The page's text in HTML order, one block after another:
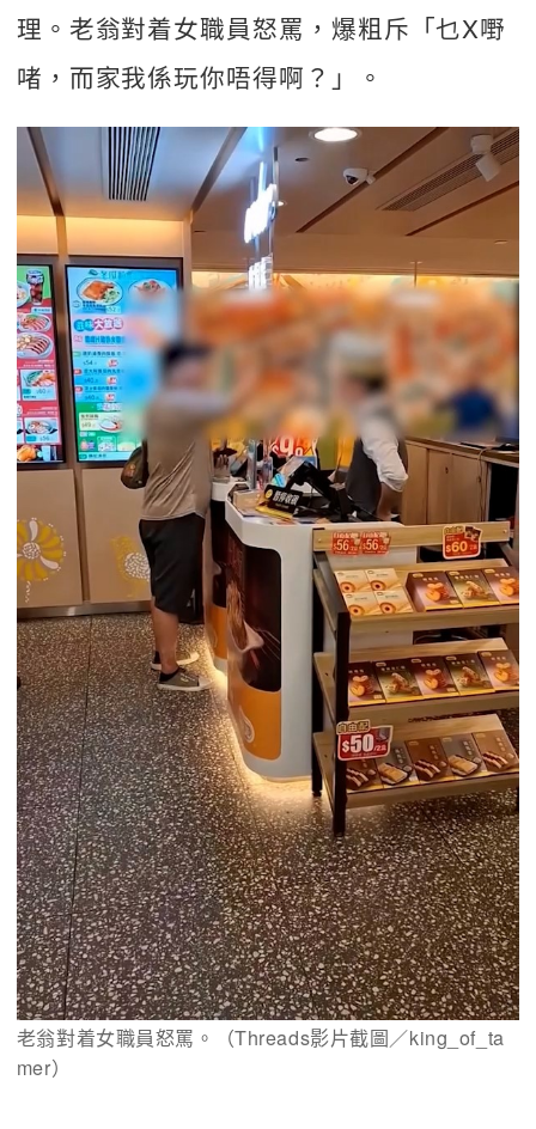
理。老翁對着女職員怒罵，爆粗斥「乜X嘢
啫，而家我係玩你唔得啊？」。
老翁對着女職員怒罵。（Threads影片截圖／king_of_ta
mer）